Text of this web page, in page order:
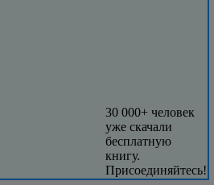
30 000+ человек
уже скачали
бесплатную
книгу.
Присоединяйтесь!